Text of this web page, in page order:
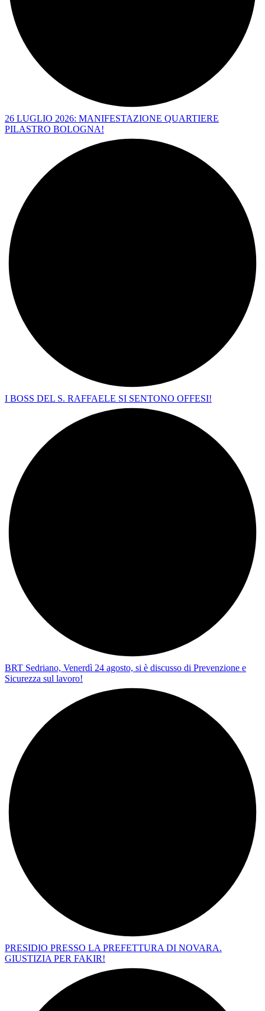
26 LUGLIO 2026: MANIFESTAZIONE QUARTIERE
PILASTRO BOLOGNA!
I BOSS DEL S. RAFFAELE SI SENTONO OFFESI!
BRT Sedriano, Venerdì 24 agosto, si è discusso di Prevenzione e
Sicurezza sul lavoro!
PRESIDIO PRESSO LA PREFETTURA DI NOVARA.
GIUSTIZIA PER FAKIR!